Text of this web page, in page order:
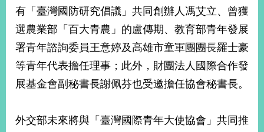
本
部
相
關
網
站
部 粉
有「臺灣國防研究倡議」共同創辦人馮艾立、曾獲
選農業部「百大青農」的盧傳期、教育部青年發展
署青年諮詢委員王意婷及高雄市童軍團團長羅士豪
等青年代表擔任理事；此外，財團法人國際合作發
展基金會副秘書長謝佩芬也受邀擔任協會秘書長。
外交部未來將與「臺灣國際青年大使協會」共同推